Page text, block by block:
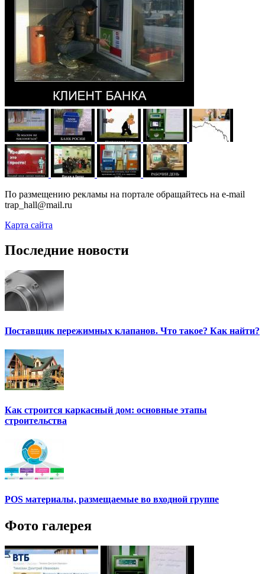
По размещению рекламы на портале обращайтесь на e-mail
trap_hall@mail.ru
Карта сайта
Последние новости
Поставщик пережимных клапанов. Что такое? Как найти?
Как строится каркасный дом: основные этапы
строительства
POS материалы, размещаемые во входной группе
Фото галерея